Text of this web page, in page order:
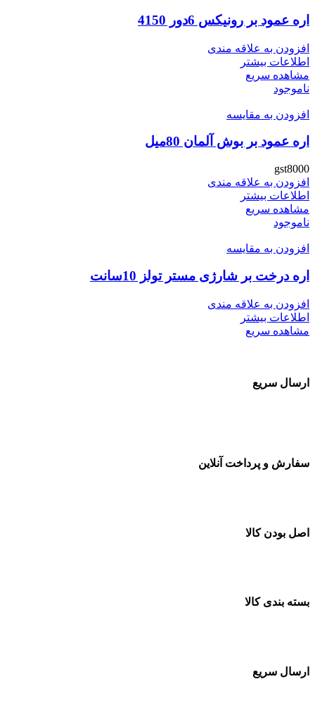
اره عمود بر رونیکس 6دور 4150
افزودن به علاقه مندی
اطلاعات بیشتر
مشاهده سریع
ناموجود
افزودن به مقایسه
اره عمود بر بوش آلمان 80میل
gst8000
افزودن به علاقه مندی
اطلاعات بیشتر
مشاهده سریع
ناموجود
افزودن به مقایسه
اره درخت بر شارژی مستر تولز 10سانت
افزودن به علاقه مندی
اطلاعات بیشتر
مشاهده سریع
ارسال سریع
سفارش و پرداخت آنلاین
اصل بودن کالا
بسته بندی کالا
ارسال سریع